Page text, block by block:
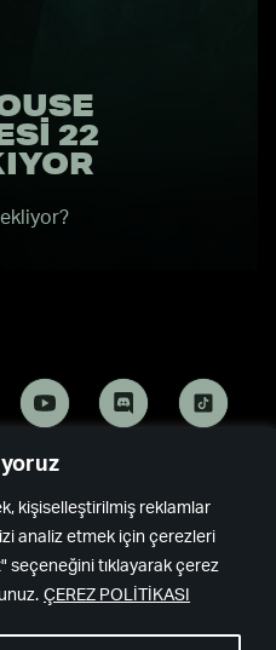
kişiselleştirilmiş reklamlar
analiz etmek için çerezleri
seçeneğini tıklayarak çerez
ÇEREZ POLİTİKASI
22
Games
Privacy policy Çerez